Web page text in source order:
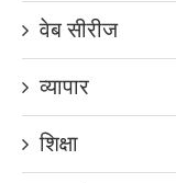
वेब सीरीज
व्यापार
शिक्षा